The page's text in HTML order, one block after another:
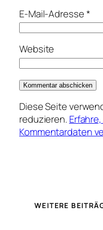
E-Mail-Adresse*
Website
Diese Seite
reduzieren.
Kommentardaten
WEITERE